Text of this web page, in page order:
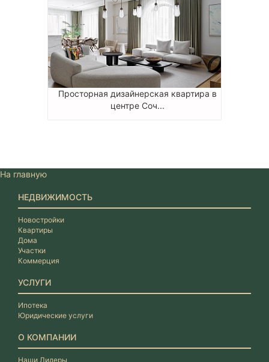
Просторная дизайнерская квартира в
центре Соч...
На главную
НЕДВИЖИМОСТЬ
Новостройки
Квартиры
Дома
Участки
Коммерция
УСЛУГИ
Ипотека
Юридические услуги
О КОМПАНИИ
Наши Лидеры